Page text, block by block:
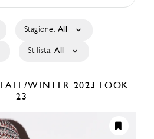
Stagione: All
Stilista: All
FALL/WINTER 2023
LOOK
23